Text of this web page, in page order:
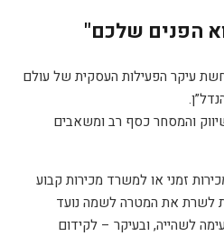
הפנים שלכם"
עיקר הפעילות העסקית של עולם
והמסחר כסף רב ומשאבים
זמני או למשרד מכירות קבוע
לשרת את המטרה לשמה נועד
לשהייה, ובעיקר – לקידום